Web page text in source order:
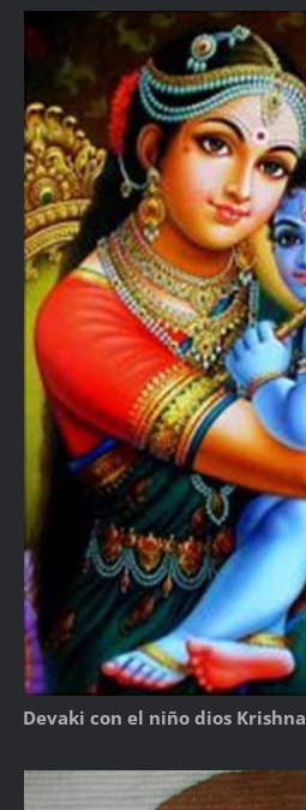
Devaki con el niño dios Krishna